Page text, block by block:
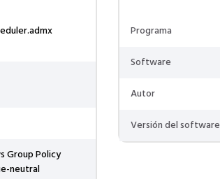
Group Policy
neutral
Programa
Software
Autor
Versión del software